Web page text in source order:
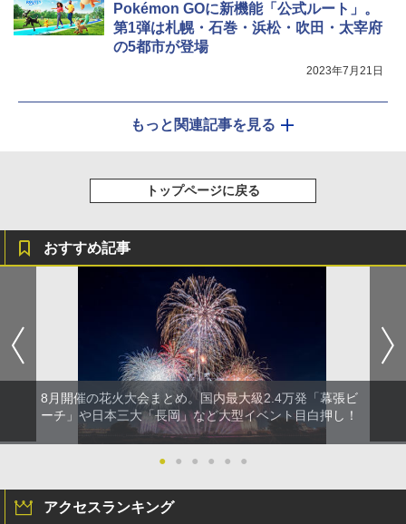
Pokémon GOに新機能「公式ルート」。
第1弾は札幌・石巻・浜松・吹田・太宰府
の5都市が登場
2023年7月21日
もっと関連記事を見る
トップページに戻る
おすすめ記事
8月開催の花火大会まとめ。国内最大級2.4万発「幕張ビ
ーチ」や日本三大「長岡」など大型イベント目白押し！
● ● ● ● ● ●
アクセスランキング